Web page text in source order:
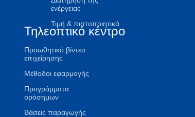
ενέργειας
Τιμή & πιστοποιητικά
Τηλεοπτικό κέντρο
Προωθητικό βίντεο
επιχείρησης
Μέθοδοι εφαρμογής
Προγράμματα
ορόσημων
Βάσεις παραγωγής